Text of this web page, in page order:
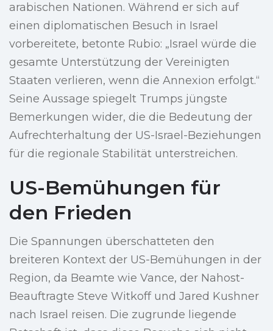
arabischen Nationen. Während er sich auf
einen diplomatischen Besuch in Israel
vorbereitete, betonte Rubio: „Israel würde die
gesamte Unterstützung der Vereinigten
Staaten verlieren, wenn die Annexion erfolgt.“
Seine Aussage spiegelt Trumps jüngste
Bemerkungen wider, die die Bedeutung der
Aufrechterhaltung der US-Israel-Beziehungen
für die regionale Stabilität unterstreichen.
US-Bemühungen für
den Frieden
Die Spannungen überschatteten den
breiteren Kontext der US-Bemühungen in der
Region, da Beamte wie Vance, der Nahost-
Beauftragte Steve Witkoff und Jared Kushner
nach Israel reisen. Die zugrunde liegende